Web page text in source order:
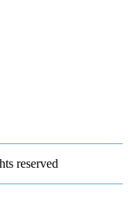
reserved